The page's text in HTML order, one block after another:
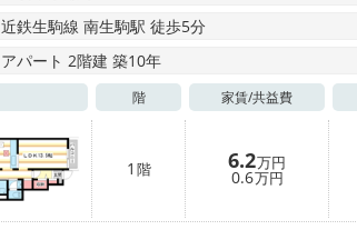
近鉄生駒線 南生駒駅 徒歩5分
アパート 2階建 築10年
階 家賃/共益費
1 階 6.2万円
0.6万円